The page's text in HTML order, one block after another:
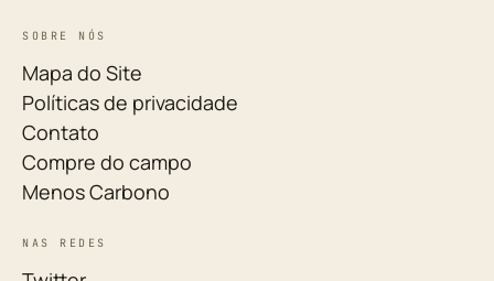
SOBRE NÓS
Mapa do Site
Políticas de privacidade
Contato
Compre do campo
Menos Carbono
NAS REDES